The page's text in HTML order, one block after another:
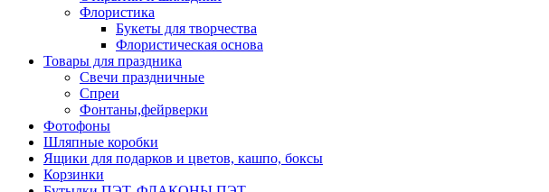
Флористика
Букеты для творчества
Флористическая основа
Товары для праздника
Свечи праздничные
Спреи
Фонтаны,фейрверки
Фотофоны
Шляпные коробки
Ящики для подарков и цветов, кашпо, боксы
Корзинки